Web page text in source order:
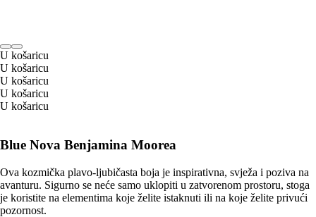
U košaricu
U košaricu
U košaricu
U košaricu
U košaricu
Blue Nova Benjamina Moorea
Ova kozmička plavo-ljubičasta boja je inspirativna, svježa i poziva na
avanturu. Sigurno se neće samo uklopiti u zatvorenom prostoru, stoga
je koristite na elementima koje želite istaknuti ili na koje želite privući
pozornost.